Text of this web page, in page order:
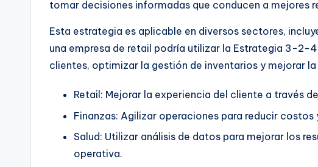
tomar decisiones informadas que conducen a mejores
Esta estrategia es aplicable en diversos sectores,
una empresa de retail podría utilizar la Estrategia 3-2-
clientes, optimizar la gestión de inventarios y mejorar
Retail: Mejorar la experiencia del cliente a través
Finanzas: Agilizar operaciones para reducir
Salud: Utilizar análisis de datos para mejorar los
operativa.